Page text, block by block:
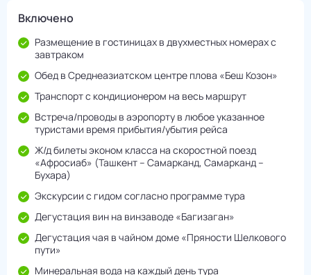
Включено
Размещение в гостиницах в двухместных номерах с
завтраком
Обед в Среднеазиатском центре плова «Беш Козон»
Транспорт с кондиционером на весь маршрут
Встреча/проводы в аэропорту в любое указанное
туристами время прибытия/убытия рейса
Ж/д билеты эконом класса на скоростной поезд
«Афросиаб» (Ташкент – Самарканд, Самарканд –
Бухара)
Экскурсии с гидом согласно программе тура
Дегустация вин на винзаводе «Багизаган»
Дегустация чая в чайном доме «Пряности Шелкового
пути»
Минеральная вода на каждый день тура